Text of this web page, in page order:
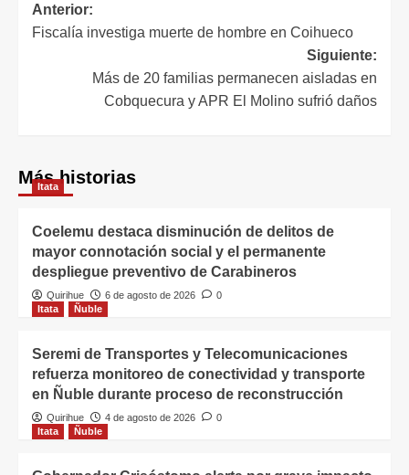
Anterior:
Fiscalía investiga muerte de hombre en Coihueco
Siguiente:
Más de 20 familias permanecen aisladas en
Cobquecura y APR El Molino sufrió daños
Más historias
Itata
Coelemu destaca disminución de delitos de
mayor connotación social y el permanente
despliegue preventivo de Carabineros
Quirihue 6 de agosto de 2026
0
Itata
Ñuble
Seremi de Transportes y Telecomunicaciones
refuerza monitoreo de conectividad y transporte
en Ñuble durante proceso de reconstrucción
Quirihue 4 de agosto de 2026
0
Itata
Ñuble